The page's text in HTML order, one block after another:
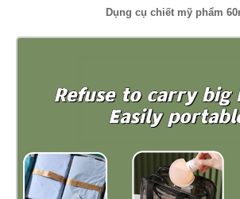
Dụng cụ chiết mỹ phẩm